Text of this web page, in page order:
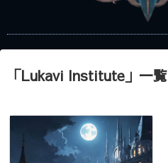
「Lukavi Institute 」 一覧